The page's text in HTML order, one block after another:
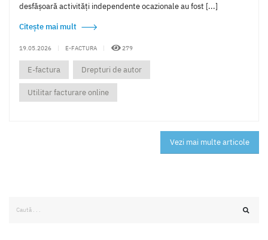
desfășoară activități independente ocazionale au fost [...]
Citește mai mult
19.05.2026 | E-FACTURA | 279
E-factura Drepturi de autor
Utilitar facturare online
Vezi mai multe articole